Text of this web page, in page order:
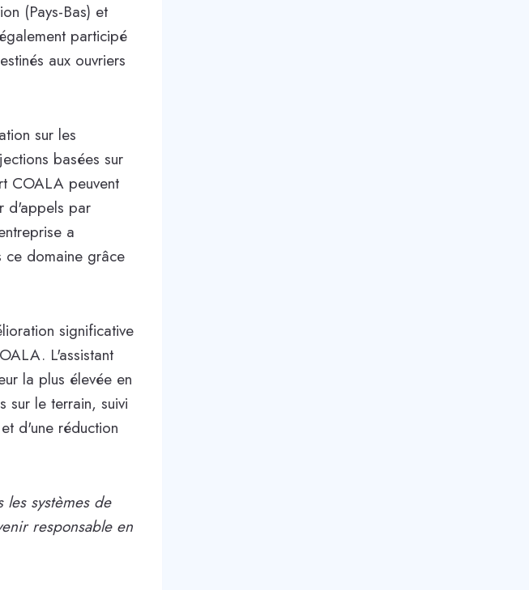
(Pays-Bas) et
participé
aux ouvriers
sur les
basées sur
COALA peuvent
d'appels par
a
ce domaine grâce
significative
L'assistant
la plus élevée en
sur le terrain, suivi
d'une réduction
les systèmes de
responsable en